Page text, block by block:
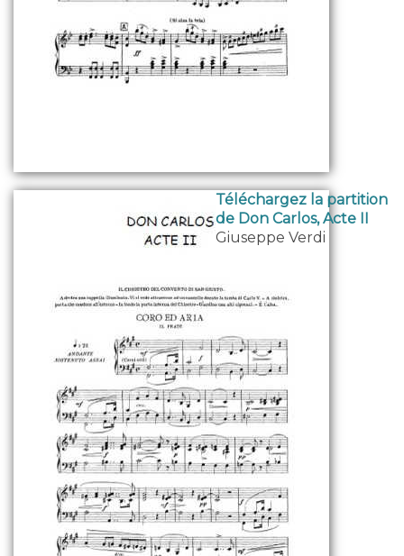
Téléchargez la partition
de Don Carlos, Acte II
Giuseppe Verdi